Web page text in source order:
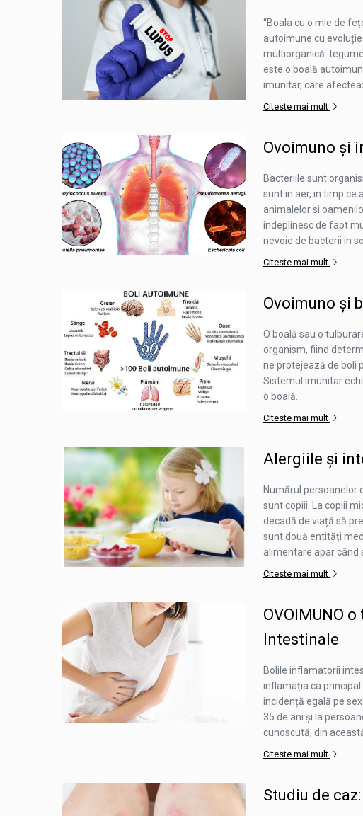
“Boala cu o mie de
autoimune cu
multiorganică:
este o boală
imunitar, care
Citeste mai mult
Ovoimuno și
Bacteriile sunt
sunt in aer, in timp ce
animalelor si
indeplinesc de fapt
nevoie de bacterii in
Citeste mai mult
Ovoimuno și
O boală sau o
organism, fiind
ne protejează de boli
Sistemul imunitar
o boală...
Citeste mai mult
Alergiile și
Numărul persoanelor
sunt copiii. La copiii
decadă de viață să
sunt două entități
alimentare apar când
Citeste mai mult
OVOIMUNO
Intestinale
Bolile inflamatorii
inflamația ca
incidență egală pe
35 de ani și la
cunoscută, din
Citeste mai mult
Studiu de